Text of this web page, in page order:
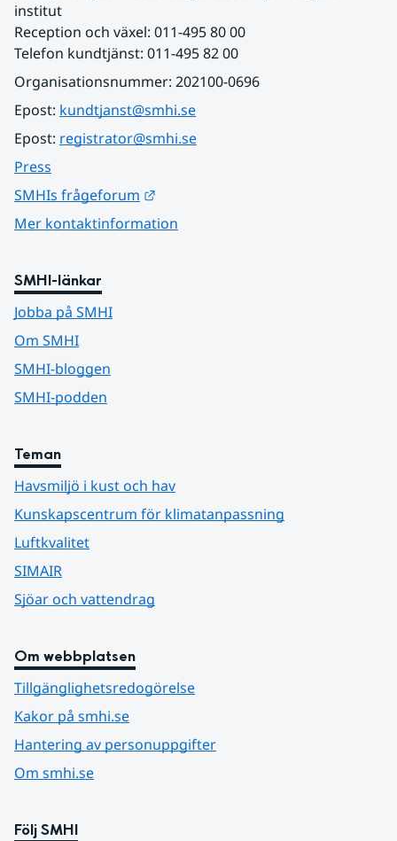
institut
Reception och växel: 011-495 80 00
Telefon kundtjänst: 011-495 82 00
Organisationsnummer: 202100-0696
Epost: kundtjanst@smhi.se
Epost: registrator@smhi.se
Press
SMHIs frågeforum
Mer kontaktinformation
SMHI-länkar
Jobba på SMHI
Om SMHI
SMHI-bloggen
SMHI-podden
Teman
Havsmiljö i kust och hav
Kunskapscentrum för klimatanpassning
Luftkvalitet
SIMAIR
Sjöar och vattendrag
Om webbplatsen
Tillgänglighetsredogörelse
Kakor på smhi.se
Hantering av personuppgifter
Om smhi.se
Följ SMHI